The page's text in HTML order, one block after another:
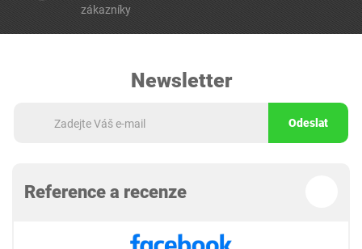
zákazníky
Newsletter
Odeslat
Reference a recenze